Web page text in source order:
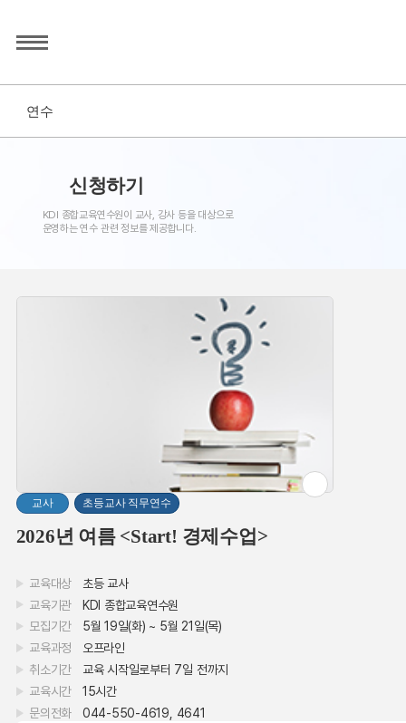
신청하기
KDI 종합교육연수원이 교사, 강사 등을 대상으로
운영하는 연수 관련 정보를 제공합니다.
연수
교사 초등교사 직무연수
2026년 여름 <Start! 경제수업>
교육대상
초등 교사
교육기관
KDI 종합교육연수원
모집기간
5월 19일(화) ~ 5월 21일(목)
교육과정
오프라인
취소기간
교육 시작일로부터 7일 전까지
교육시간
15시간
문의전화
044-550-4619, 4641